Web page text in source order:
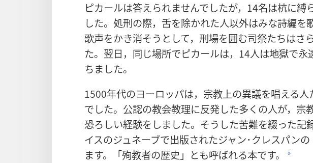
ピカールは答えられませんでしたが，14名は杭に縛
した。処刑の際，舌を除かれた人以外はみな詩編を
歌声をかき消そうとして，刑場を囲む司祭たちはさ
た。翌日，同じ場所でピカールは，14人は地獄で
ちました。
1500年代のヨーロッパは，宗教上の異議を唱える
でした。公認の教会教理に反発した多くの人が，宗
恐ろしい経験をしました。そうした苦難を綴った記
イスのジュネーブで出版されたジャン･クレスパン
ます。「殉教者の歴史」とも呼ばれる本です。
*